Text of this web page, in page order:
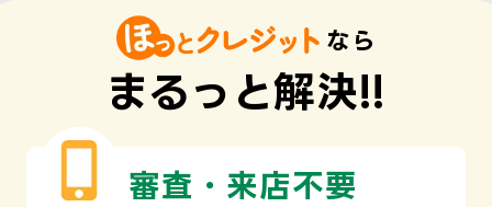
なら
まるっと解決!!
審査・来店不要